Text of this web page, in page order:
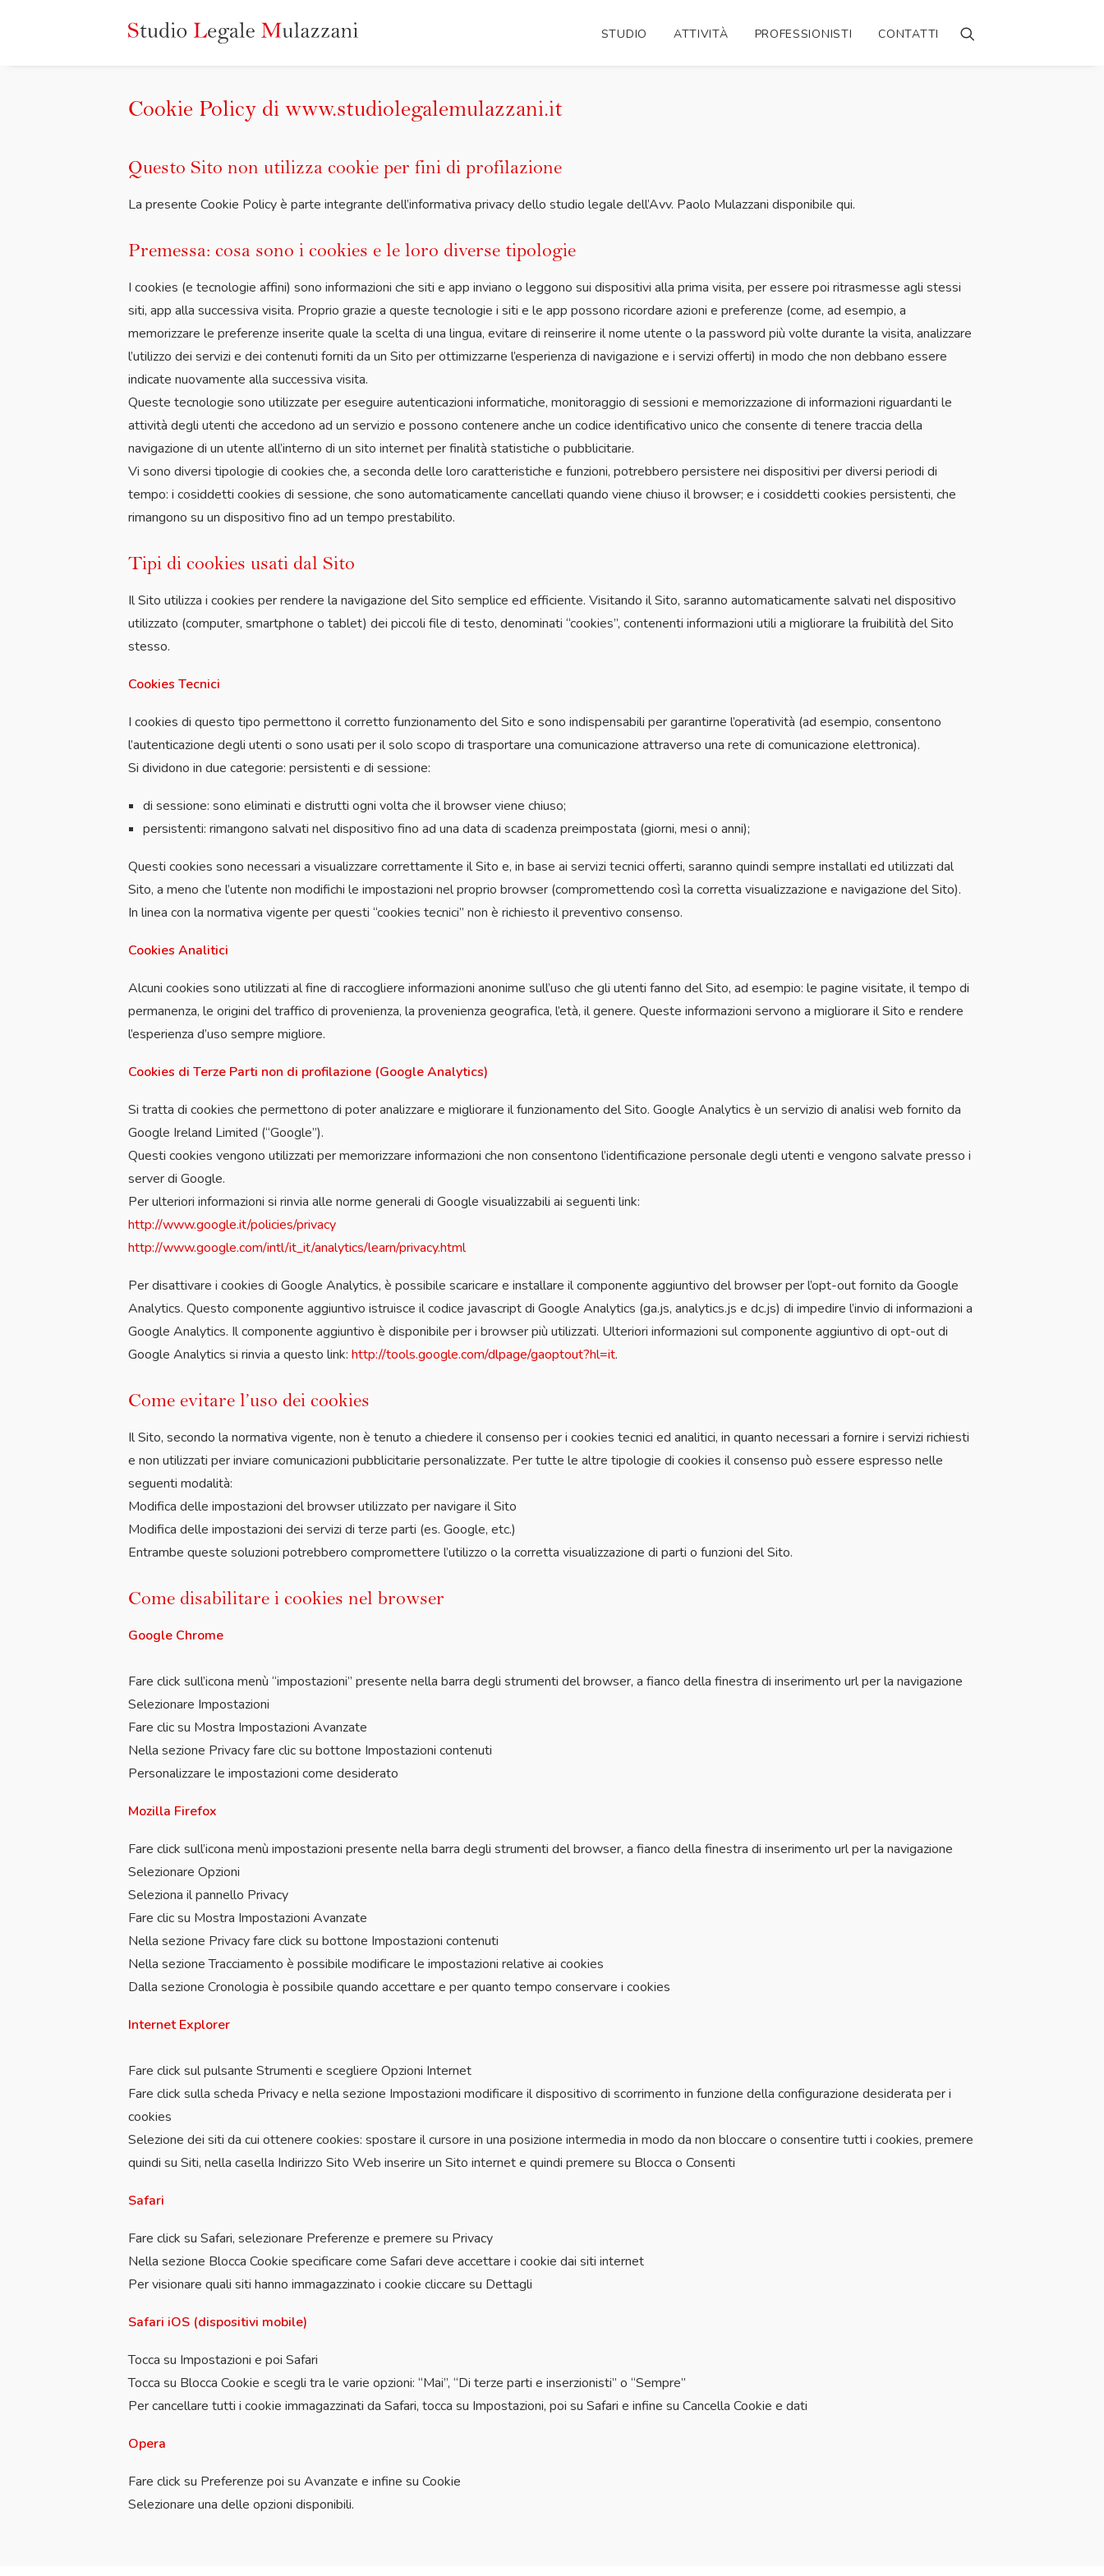
STUDIO ATTIVITÀ PROFESSIONISTI CONTATTI
Cookie Policy di www.studiolegalemulazzani.it
Questo Sito non utilizza cookie per fini di profilazione
La presente Cookie Policy è parte integrante dell’informativa privacy dello studio legale dell’Avv. Paolo Mulazzani disponibile qui.
Premessa: cosa sono i cookies e le loro diverse tipologie
I cookies (e tecnologie affini) sono informazioni che siti e app inviano o leggono sui dispositivi alla prima visita, per essere poi ritrasmesse agli stessi
siti, app alla successiva visita. Proprio grazie a queste tecnologie i siti e le app possono ricordare azioni e preferenze (come, ad esempio, a
memorizzare le preferenze inserite quale la scelta di una lingua, evitare di reinserire il nome utente o la password più volte durante la visita, analizzare
l’utilizzo dei servizi e dei contenuti forniti da un Sito per ottimizzarne l’esperienza di navigazione e i servizi offerti) in modo che non debbano essere
indicate nuovamente alla successiva visita.
Queste tecnologie sono utilizzate per eseguire autenticazioni informatiche, monitoraggio di sessioni e memorizzazione di informazioni riguardanti le
attività degli utenti che accedono ad un servizio e possono contenere anche un codice identificativo unico che consente di tenere traccia della
navigazione di un utente all’interno di un sito internet per finalità statistiche o pubblicitarie.
Vi sono diversi tipologie di cookies che, a seconda delle loro caratteristiche e funzioni, potrebbero persistere nei dispositivi per diversi periodi di
tempo: i cosiddetti cookies di sessione, che sono automaticamente cancellati quando viene chiuso il browser; e i cosiddetti cookies persistenti, che
rimangono su un dispositivo fino ad un tempo prestabilito.
Tipi di cookies usati dal Sito
Il Sito utilizza i cookies per rendere la navigazione del Sito semplice ed efficiente. Visitando il Sito, saranno automaticamente salvati nel dispositivo
utilizzato (computer, smartphone o tablet) dei piccoli file di testo, denominati “cookies”, contenenti informazioni utili a migliorare la fruibilità del Sito
stesso.
Cookies Tecnici
I cookies di questo tipo permettono il corretto funzionamento del Sito e sono indispensabili per garantirne l’operatività (ad esempio, consentono
l’autenticazione degli utenti o sono usati per il solo scopo di trasportare una comunicazione attraverso una rete di comunicazione elettronica).
Si dividono in due categorie: persistenti e di sessione:
di sessione: sono eliminati e distrutti ogni volta che il browser viene chiuso;
persistenti: rimangono salvati nel dispositivo fino ad una data di scadenza preimpostata (giorni, mesi o anni);
Questi cookies sono necessari a visualizzare correttamente il Sito e, in base ai servizi tecnici offerti, saranno quindi sempre installati ed utilizzati dal
Sito, a meno che l’utente non modifichi le impostazioni nel proprio browser (compromettendo così la corretta visualizzazione e navigazione del Sito).
In linea con la normativa vigente per questi “cookies tecnici” non è richiesto il preventivo consenso.
Cookies Analitici
Alcuni cookies sono utilizzati al fine di raccogliere informazioni anonime sull’uso che gli utenti fanno del Sito, ad esempio: le pagine visitate, il tempo di
permanenza, le origini del traffico di provenienza, la provenienza geografica, l’età, il genere. Queste informazioni servono a migliorare il Sito e rendere
l’esperienza d’uso sempre migliore.
Cookies di Terze Parti non di profilazione (Google Analytics)
Si tratta di cookies che permettono di poter analizzare e migliorare il funzionamento del Sito. Google Analytics è un servizio di analisi web fornito da
Google Ireland Limited (“Google”).
Questi cookies vengono utilizzati per memorizzare informazioni che non consentono l’identificazione personale degli utenti e vengono salvate presso i
server di Google.
Per ulteriori informazioni si rinvia alle norme generali di Google visualizzabili ai seguenti link:
http://www.google.it/policies/privacy
http://www.google.com/intl/it_it/analytics/learn/privacy.html
Per disattivare i cookies di Google Analytics, è possibile scaricare e installare il componente aggiuntivo del browser per l’opt-out fornito da Google
Analytics. Questo componente aggiuntivo istruisce il codice javascript di Google Analytics (ga.js, analytics.js e dc.js) di impedire l’invio di informazioni a
Google Analytics. Il componente aggiuntivo è disponibile per i browser più utilizzati. Ulteriori informazioni sul componente aggiuntivo di opt-out di
Google Analytics si rinvia a questo link: http://tools.google.com/dlpage/gaoptout?hl=it.
Come evitare l’uso dei cookies
Il Sito, secondo la normativa vigente, non è tenuto a chiedere il consenso per i cookies tecnici ed analitici, in quanto necessari a fornire i servizi richiesti
e non utilizzati per inviare comunicazioni pubblicitarie personalizzate. Per tutte le altre tipologie di cookies il consenso può essere espresso nelle
seguenti modalità:
Modifica delle impostazioni del browser utilizzato per navigare il Sito
Modifica delle impostazioni dei servizi di terze parti (es. Google, etc.)
Entrambe queste soluzioni potrebbero compromettere l’utilizzo o la corretta visualizzazione di parti o funzioni del Sito.
Come disabilitare i cookies nel browser
Google Chrome
Fare click sull’icona menù “impostazioni” presente nella barra degli strumenti del browser, a fianco della finestra di inserimento url per la navigazione
Selezionare Impostazioni
Fare clic su Mostra Impostazioni Avanzate
Nella sezione Privacy fare clic su bottone Impostazioni contenuti
Personalizzare le impostazioni come desiderato
Mozilla Firefox
Fare click sull’icona menù impostazioni presente nella barra degli strumenti del browser, a fianco della finestra di inserimento url per la navigazione
Selezionare Opzioni
Seleziona il pannello Privacy
Fare clic su Mostra Impostazioni Avanzate
Nella sezione Privacy fare click su bottone Impostazioni contenuti
Nella sezione Tracciamento è possibile modificare le impostazioni relative ai cookies
Dalla sezione Cronologia è possibile quando accettare e per quanto tempo conservare i cookies
Internet Explorer
Fare click sul pulsante Strumenti e scegliere Opzioni Internet
Fare click sulla scheda Privacy e nella sezione Impostazioni modificare il dispositivo di scorrimento in funzione della configurazione desiderata per i
cookies
Selezione dei siti da cui ottenere cookies: spostare il cursore in una posizione intermedia in modo da non bloccare o consentire tutti i cookies, premere
quindi su Siti, nella casella Indirizzo Sito Web inserire un Sito internet e quindi premere su Blocca o Consenti
Safari
Fare click su Safari, selezionare Preferenze e premere su Privacy
Nella sezione Blocca Cookie specificare come Safari deve accettare i cookie dai siti internet
Per visionare quali siti hanno immagazzinato i cookie cliccare su Dettagli
Safari iOS (dispositivi mobile)
Tocca su Impostazioni e poi Safari
Tocca su Blocca Cookie e scegli tra le varie opzioni: “Mai”, “Di terze parti e inserzionisti” o “Sempre”
Per cancellare tutti i cookie immagazzinati da Safari, tocca su Impostazioni, poi su Safari e infine su Cancella Cookie e dati
Opera
Fare click su Preferenze poi su Avanzate e infine su Cookie
Selezionare una delle opzioni disponibili.